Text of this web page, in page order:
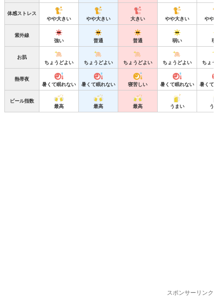
体感ストレス
やや大きい
やや大きい 大きい やや大きい やや
紫外線
強い
普通 普通 弱い 弱
お肌
ちょうどよい
ちょうどよい ちょうどよい ちょうどよい ちょう
熱帯夜
暑くて眠れない
暑くて眠れない 寝苦しい 暑くて眠れない 暑くて
ビール指数
最高
最高 最高 うまい う
スポンサーリンク